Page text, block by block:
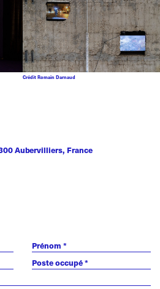
Crédit Romain Darnaud
Aubervilliers, France